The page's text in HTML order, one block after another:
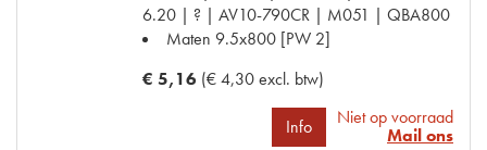
6.20 | ? | AV10-790CR | M051 | QBA800
Maten 9.5x800 [PW 2]
€ 5,16 (€ 4,30 excl. btw)
Info
Niet op voorraad
Mail ons